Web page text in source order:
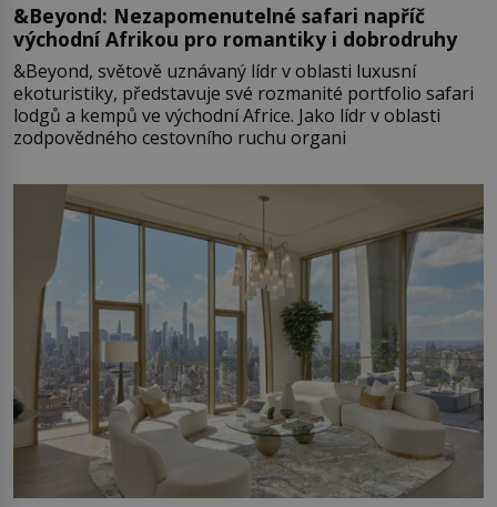
&Beyond: Nezapomenutelné safari napříč
východní Afrikou pro romantiky i dobrodruhy
&Beyond, světově uznávaný lídr v oblasti luxusní
ekoturistiky, představuje své rozmanité portfolio safari
lodgů a kempů ve východní Africe. Jako lídr v oblasti
zodpovědného cestovního ruchu organi